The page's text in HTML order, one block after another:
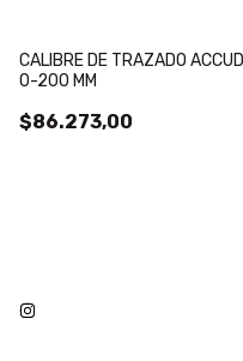
CALIBRE DE TRAZADO ACCUD
0-200 MM
$86.273,00